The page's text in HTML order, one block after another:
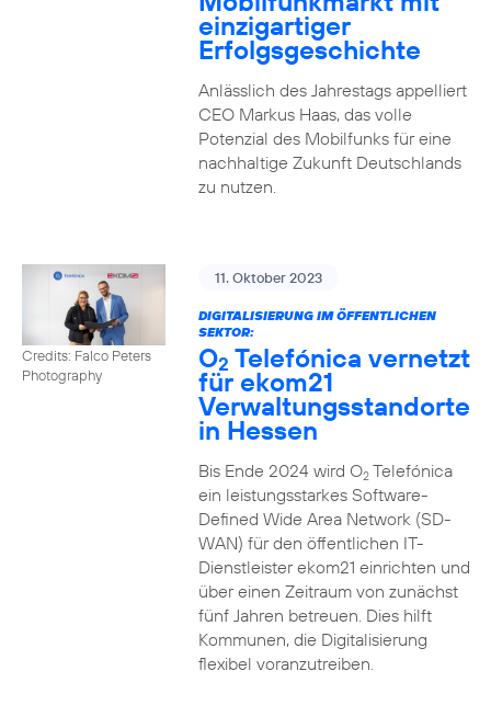
einzigartiger
Erfolgsgeschichte
Anlässlich des Jahrestags appelliert
CEO Markus Haas, das volle
Potenzial des Mobilfunks für eine
nachhaltige Zukunft Deutschlands
zu nutzen.
Credits: Falco Peters
Photography
11. Oktober 2023
DIGITALISIERUNG IM ÖFFENTLICHEN
SEKTOR:
O2 Telefónica vernetzt
für ekom21
Verwaltungsstandorte
in Hessen
Bis Ende 2024 wird O2Telefónica
ein leistungsstarkes Software-
Defined Wide Area Network (SD-
WAN) für den öffentlichen IT-
Dienstleister ekom21 einrichten und
über einen Zeitraum von zunächst
fünf Jahren betreuen. Dies hilft
Kommunen, die Digitalisierung
flexibel voranzutreiben.